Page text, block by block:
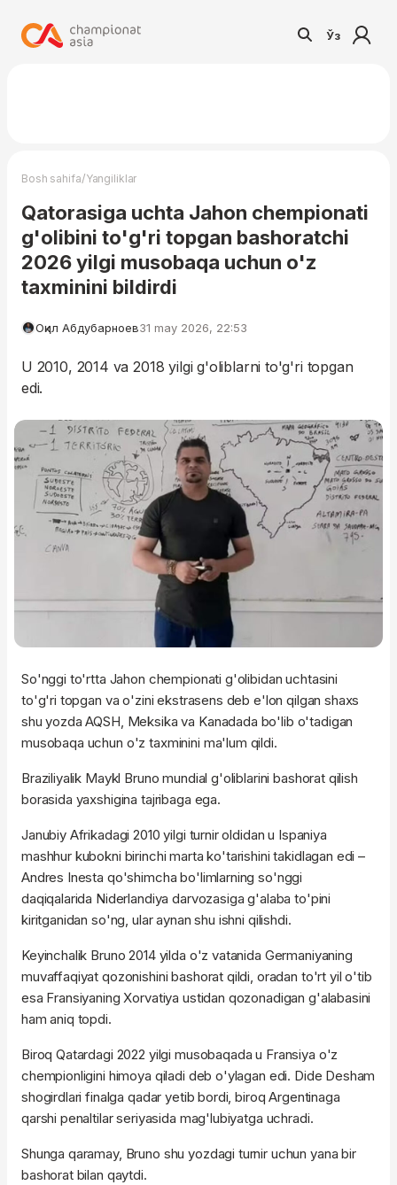
Ўз
Bosh sahifa/Yangiliklar
Qatorasiga uchta Jahon chempionati
g'olibini to'g'ri topgan bashoratchi
2026 yilgi musobaqa uchun o'z
taxminini bildirdi
Оқил Абдубарноев31 may 2026, 22:53
U 2010, 2014 va 2018 yilgi g'oliblarni to'g'ri topgan
edi.
So'nggi to'rtta Jahon chempionati g'olibidan uchtasini
to'g'ri topgan va o'zini ekstrasens deb e'lon qilgan shaxs
shu yozda AQSH, Meksika va Kanadada bo'lib o'tadigan
musobaqa uchun o'z taxminini ma'lum qildi.
Braziliyalik Maykl Bruno mundial g'oliblarini bashorat qilish
borasida yaxshigina tajribaga ega.
Janubiy Afrikadagi 2010 yilgi turnir oldidan u Ispaniya
mashhur kubokni birinchi marta ko'tarishini takidlagan edi –
Andres Inesta qo'shimcha bo'limlarning so'nggi
daqiqalarida Niderlandiya darvozasiga g'alaba to'pini
kiritganidan so'ng, ular aynan shu ishni qilishdi.
Keyinchalik Bruno 2014 yilda o'z vatanida Germaniyaning
muvaffaqiyat qozonishini bashorat qildi, oradan to'rt yil o'tib
esa Fransiyaning Xorvatiya ustidan qozonadigan g'alabasini
ham aniq topdi.
Biroq Qatardagi 2022 yilgi musobaqada u Fransiya o'z
chempionligini himoya qiladi deb o'ylagan edi. Dide Desham
shogirdlari finalga qadar yetib bordi, biroq Argentinaga
qarshi penaltilar seriyasida mag'lubiyatga uchradi.
Shunga qaramay, Bruno shu yozdagi turnir uchun yana bir
bashorat bilan qaytdi.